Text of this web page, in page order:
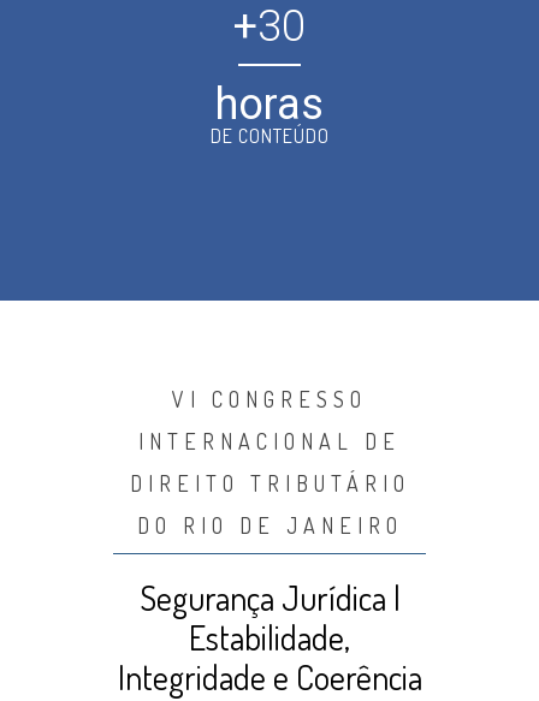
+30
horas
DE CONTEÚDO
VI CONGRESSO
INTERNACIONAL DE
DIREITO TRIBUTÁRIO
DO RIO DE JANEIRO
Segurança Jurídica |
Estabilidade,
Integridade e Coerência